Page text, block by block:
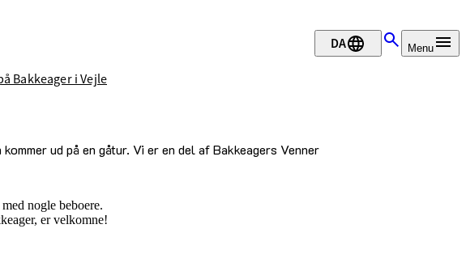
DA Menu
Bakkeager i Vejle
ud på en gåtur. Vi er en del af Bakkeagers Venner
nogle beboere.
er velkomne!